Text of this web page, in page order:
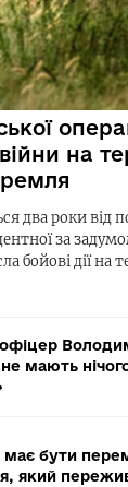
на
два роки від
за
бойові дії
офіцер
мають
бути
який